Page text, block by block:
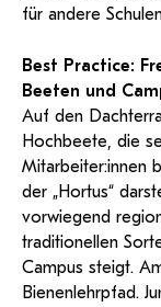
für andere
Best Practice:
Beeten und
Auf den
Hochbeete, die
Mitarbeiter:innen
der „Hortus“
vorwiegend
traditionellen
Campus steigt.
Bienenlehrpfad.